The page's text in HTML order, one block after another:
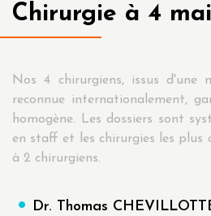
Chirurgie à 4
Nos 4 chirurgiens, issus d'une
reconnue internationalement,
homogène. Les dossiers sont
en staff et les chirurgies les plus
à 2 chirurgiens.
Dr. Thomas